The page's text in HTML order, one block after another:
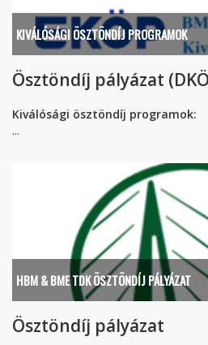
KIVÁLÓSÁGI ÖSZTÖNDÍJ PROGRAMOK
Ösztöndíj pályázat
Kiválósági ösztöndíj programok:
...
HBM & BME TDK ÖSZTÖNDÍJ PÁLYÁZAT
Ösztöndíj pályázat